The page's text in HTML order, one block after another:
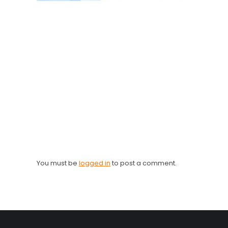
You must be logged in to post a comment.